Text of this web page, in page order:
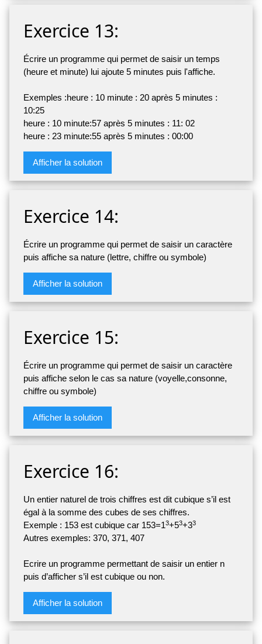
Exercice 13:
Écrire un programme qui permet de saisir un temps
(heure et minute) lui ajoute 5 minutes puis l'affiche.
Exemples :heure : 10 minute : 20 après 5 minutes :
10:25
heure : 10 minute:57 après 5 minutes : 11: 02
heure : 23 minute:55 après 5 minutes : 00:00
Afficher la solution
Exercice 14:
Écrire un programme qui permet de saisir un caractère
puis affiche sa nature (lettre, chiffre ou symbole)
Afficher la solution
Exercice 15:
Écrire un programme qui permet de saisir un caractère
puis affiche selon le cas sa nature (voyelle,consonne,
chiffre ou symbole)
Afficher la solution
Exercice 16:
Un entier naturel de trois chiffres est dit cubique s’il est
égal à la somme des cubes de ses chiffres.
Exemple : 153 est cubique car 153=13+53+33
Autres exemples: 370, 371, 407
Ecrire un programme permettant de saisir un entier n
puis d’afficher s’il est cubique ou non.
Afficher la solution